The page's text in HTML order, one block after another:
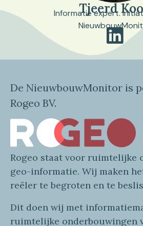
Tjeerd
Informatie expert.
De NieuwbouwMonitor is
Rogeo BV.
Rogeo staat voor ruimtelijke
geo-informatie. Wij maken
reëler te begroten en te
Dit doen wij met informatie
ruimtelijke onderbouwingen